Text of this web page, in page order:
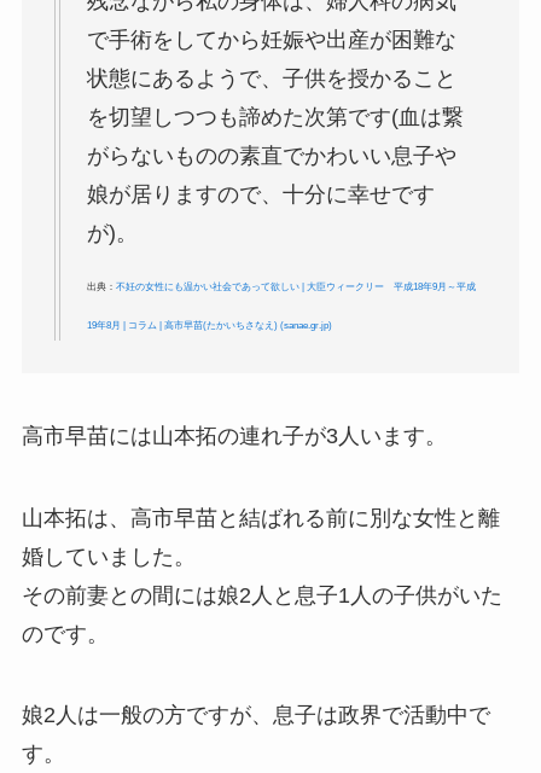
で手術をしてから妊娠や出産が困難な
状態にあるようで、子供を授かること
を切望しつつも諦めた次第です(血は繋
がらないものの素直でかわいい息子や
娘が居りますので、十分に幸せです
が)。
出典： 不妊の女性にも温かい社会であって欲しい | 大臣ウィークリー 平成18年9月～平成
19年8月 | コラム | 高市早苗(たかいちさなえ) (sanae.gr.jp)
高市早苗には山本拓の連れ子が3人います。
山本拓は、高市早苗と結ばれる前に別な女性と離
婚していました。
その前妻との間には娘2人と息子1人の子供がいた
のです。
娘2人は一般の方ですが、息子は政界で活動中で
す。